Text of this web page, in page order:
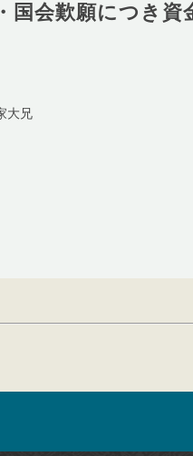
国会歎願につき資
大兄